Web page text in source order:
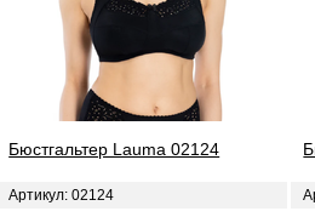
Бюстгальтер Lauma 02124
Артикул: 02124